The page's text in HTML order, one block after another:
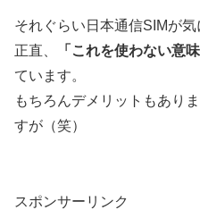
それぐらい日本通信SIMが気
正直、
「これを使わない意
ています。
もちろんデメリットもあり
すが（笑）
スポンサーリンク